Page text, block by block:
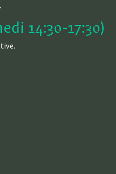
14:30-17:30)